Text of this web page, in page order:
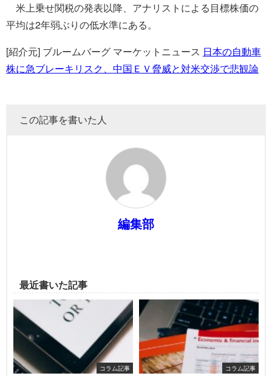
米上乗せ関税の発表以降、アナリストによる目標株価の
平均は2年弱ぶりの低水準にある。
[紹介元] ブルームバーグ マーケットニュース 日本の自動車
株に急ブレーキリスク、中国ＥＶ脅威と対米交渉で悲観論
この記事を書いた人
編集部
最近書いた記事
コラム記事 コラム記事